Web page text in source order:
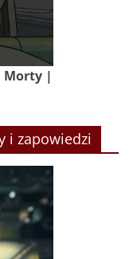
Morty |
i zapowiedzi